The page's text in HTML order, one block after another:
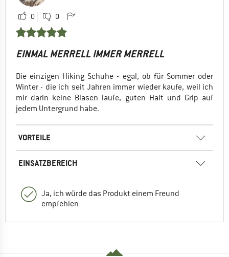
0 0
EINMAL MERRELL IMMER MERRELL
Die einzigen Hiking Schuhe - egal, ob für Sommer oder
Winter - die ich seit Jahren immer wieder kaufe, weil ich
mir darin keine Blasen laufe, guten Halt und Grip auf
jedem Untergrund habe.
VORTEILE
EINSATZBEREICH
Ja, ich würde das Produkt einem Freund
empfehlen